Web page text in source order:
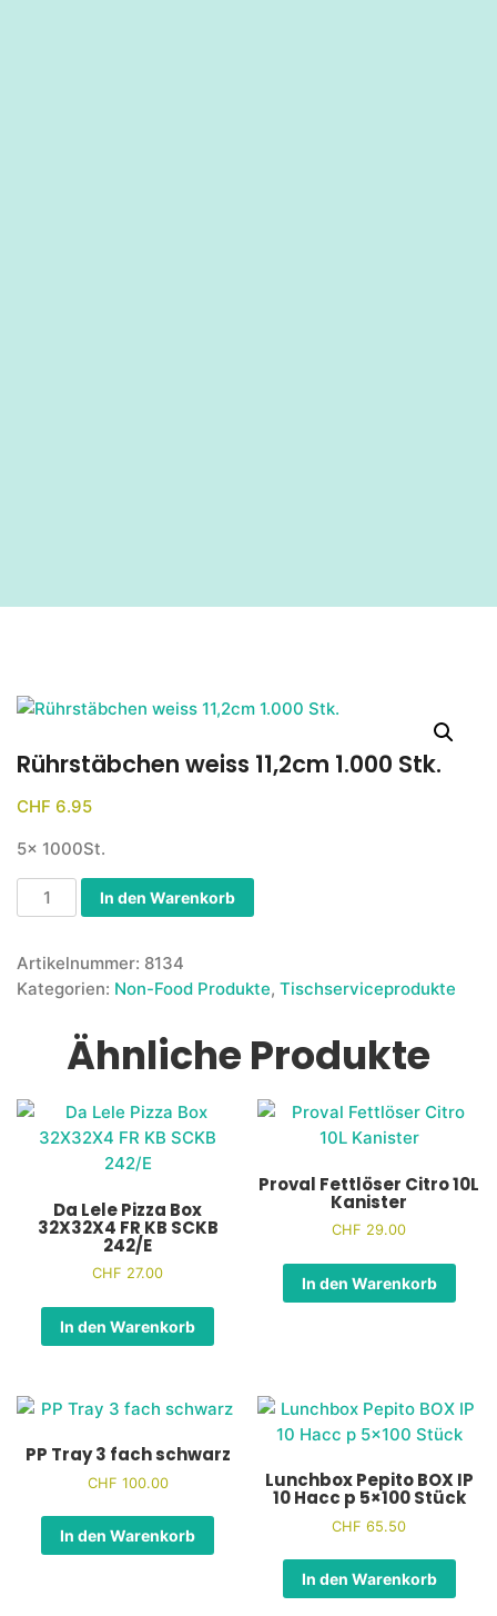
Rührstäbchen weiss 11,2cm 1.000 Stk.
CHF 6.95
5x 1000St.
In den Warenkorb
Artikelnummer: 8134
Kategorien: Non-Food Produkte, Tischserviceprodukte
Ähnliche Produkte
Da Lele Pizza Box
32X32X4 FR KB SCKB
242/E
CHF 27.00
In den Warenkorb
Proval Fettlöser Citro 10L
Kanister
CHF 29.00
In den Warenkorb
PP Tray 3 fach schwarz
CHF 100.00
In den Warenkorb
Lunchbox Pepito BOX IP
10 Hacc p 5×100 Stück
CHF 65.50
In den Warenkorb